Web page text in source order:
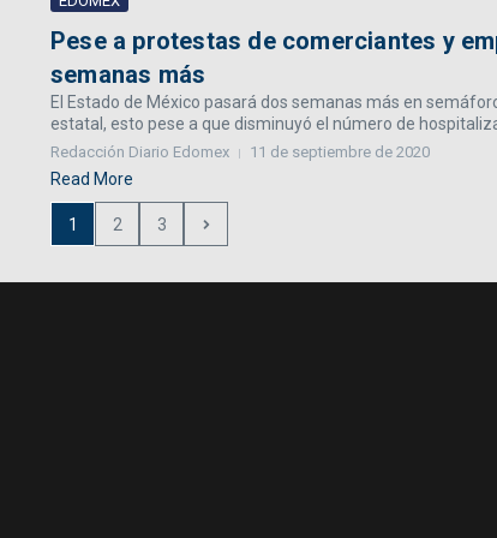
Pese a protestas de comerciantes y
semanas más
El Estado de México pasará dos semanas más en
estatal, esto pese a que disminuyó el número de
Redacción Diario Edomex 11 de septiembre de 2020
Read More
1 2 3